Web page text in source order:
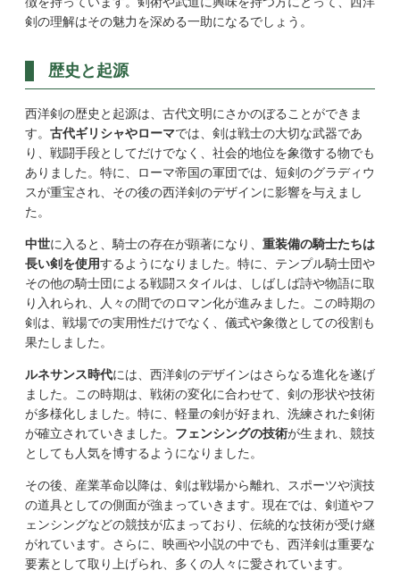
剣の理解はその魅力を深める一助になるでしょう。
歴史と起源
西洋剣の歴史と起源は、古代文明にさかのぼることができま
す。 古代ギリシャやローマでは、剣は戦士の大切な武器であ
り、戦闘手段としてだけでなく、社会的地位を象徴する物でも
ありました。特に、ローマ帝国の軍団では、短剣のグラディウ
スが重宝され、その後の西洋剣のデザインに影響を与えまし
た。
中世に入ると、騎士の存在が顕著になり、 重装備の騎士たちは
長い剣を使用するようになりました。特に、テンプル騎士団や
その他の騎士団による戦闘スタイルは、しばしば詩や物語に取
り入れられ、人々の間でのロマン化が進みました。この時期の
剣は、戦場での実用性だけでなく、儀式や象徴としての役割も
果たしました。
ルネサンス時代には、西洋剣のデザインはさらなる進化を遂げ
ました。この時期は、戦術の変化に合わせて、剣の形状や技術
が多様化しました。特に、軽量の剣が好まれ、洗練された剣術
が確立されていきました。 フェンシングの技術が生まれ、競技
としても人気を博するようになりました。
その後、産業革命以降は、剣は戦場から離れ、スポーツや演技
の道具としての側面が強まっていきます。現在では、剣道やフ
ェンシングなどの競技が広まっており、伝統的な技術が受け継
がれています。さらに、映画や小説の中でも、西洋剣は重要な
要素として取り上げられ、多くの人々に愛されています。